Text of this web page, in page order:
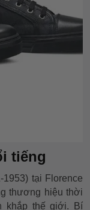
tiếng
tại Florence
thương hiệu thời
khắp thế giới. Bí